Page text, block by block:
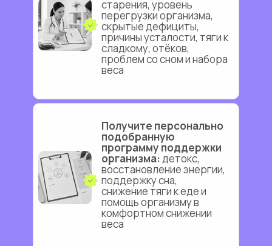
старения, уровень
перегрузки организма,
скрытые дефициты,
причины усталости, тяги к
сладкому, отёков,
проблем со сном и набора
веса
Получите персонально
подобранную
программу поддержки
организма:детокс,
восстановление энергии,
поддержку сна,
снижение тяги к еде и
помощь организму в
комфортном снижении
веса